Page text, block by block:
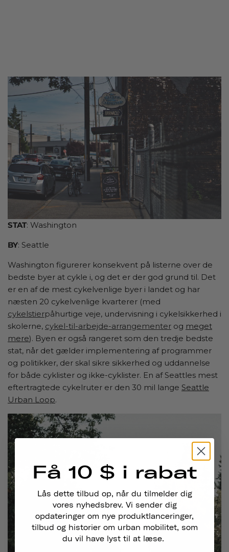
STAT: Washington
BY: Seattle
Washington figurerer konsekvent på listerne over de
bedste byer at cykle i, og det er der god grund til. Det
er en af de mest cykelvenlige byer i landet og har
næsten 20 cykelvenlige kvarterer (med
cykelstierpåhurtige veje, undervisning i cykelsikkerhed i
skolerne, cykel-til-arbejde-arrangementer og meget
mere). Byen er også rangeret som den tredje bedste
stat, når det gælder implementering af programmer
og politikker, der skal sikre sikkerhed og uddannelse
for både cyklister og ikke-cyklister. En af Seattles mest
eftertragtede cykelruter er den 30 mil lange Seattle
Urban Loop.
Få 10 $ i rabat
Lås dette tilbud op, når du tilmelder dig
vores nyhedsbrev. Vi sender dig
opdateringer om nye produktlanceringer,
tilbud og historier om urban mobilitet, som
du vil have lyst til at læse.